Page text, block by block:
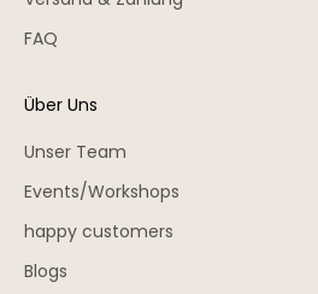
FAQ
Über Uns
Unser Team
Events/Workshops
happy customers
Blogs